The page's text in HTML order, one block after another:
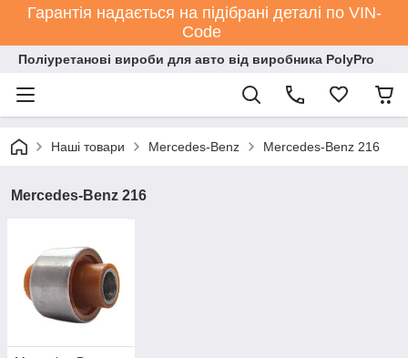
Гарантія надається на підібрані деталі по VIN-
Code
Поліуретанові вироби для авто від виробника PolyPro
Наші товари Mercedes-Benz Mercedes-Benz 216
Mercedes-Benz 216